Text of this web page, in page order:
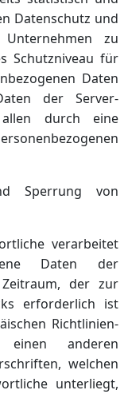
Datenschutz und
zu
Schutzniveau für
Daten
der Server-
durch eine
Sperrung von
verarbeitet
Daten der
der zur
erforderlich ist
Richtlinien-
einen anderen
welchen
unterliegt,